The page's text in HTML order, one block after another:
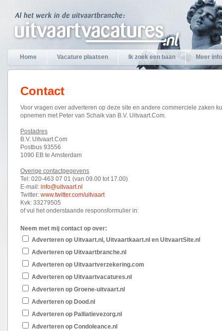
Home Vacature plaatsen Ik zoek een baan Meer info
Contact
Voor vragen over adverteren op deze site en andere commerciele zaken
opnemen met Peter van Schaik van B.V. Uitvaart.Com.
Postadres
B.V. Uitvaart.Com
Postbus 93556
1090 EB te Amsterdam
Overige contactgegevens
Tel: 020-463 07 01 (van 09.00 tot 17.00)
E-mail: info@uitvaart.nl
Twitter: www.twitter.com/uitvaart
Kvk: 33279505
of vul het onderstaande responsformulier in:
Neem met mij contact op over:
Adverteren op Uitvaart.nl, Uitvaartkaart.nl en UitvaartSite.nl
Adverteren op Uitvaartbranche.nl
Adverteren op Uitvaartverzekering.com
Adverteren op Uitvaartvacatures.nl
Adverteren op Groene-uitvaart.nl
Adverteren op Dood.nl
Adverteren op Palliatievezorg.nl
Adverteren op Condoleance.nl